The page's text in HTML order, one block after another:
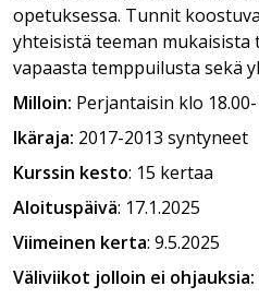
opetuksessa. Tunnit
yhteisistä teeman
vapaasta temppuilusta sekä
Milloin: Perjantaisin klo 18.00-
Ikäraja: 2017-2013 syntyneet
Kurssin kesto: 15 kertaa
Aloituspäivä: 17.1.2025
Viimeinen kerta: 9.5.2025
Väliviikot jolloin ei ohjauksia: